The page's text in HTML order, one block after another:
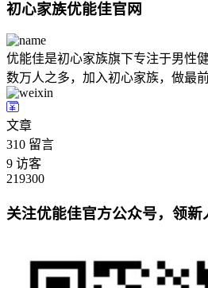
初心家族优能佳官网
优能佳是初心家族旗下专注于男性
数万人之多，加入初心家族，做最
文章
310 留言
9 访客
219300
关注优能佳官方公众号，领新